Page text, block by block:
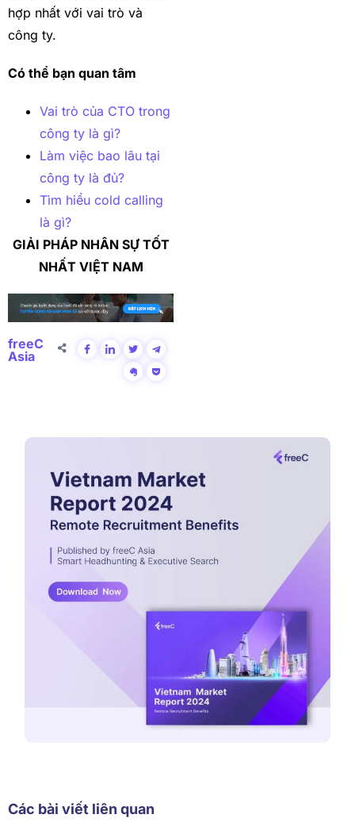
hợp nhất với vai trò và
công ty.
Có thể bạn quan tâm
Vai trò của CTO trong
công ty là gì?
Làm việc bao lâu tại
công ty là đủ?
Tìm hiểu cold calling
là gì?
GIẢI PHÁP NHÂN SỰ TỐT
NHẤT VIỆT NAM
freeC
Asia
Các bài viết liên quan